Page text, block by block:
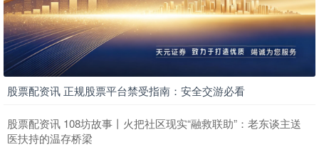
股票配资讯 正规股票平台禁受指南：安全交游必看
股票配资讯 108坊故事丨火把社区现实“融救联助”：老东谈主送
医扶持的温存桥梁‌